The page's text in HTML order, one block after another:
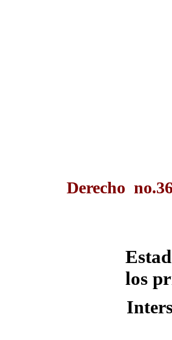
Derecho
los